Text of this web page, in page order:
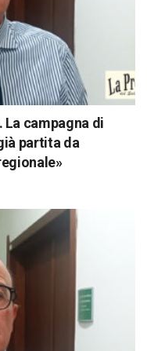
campagna di
partita da